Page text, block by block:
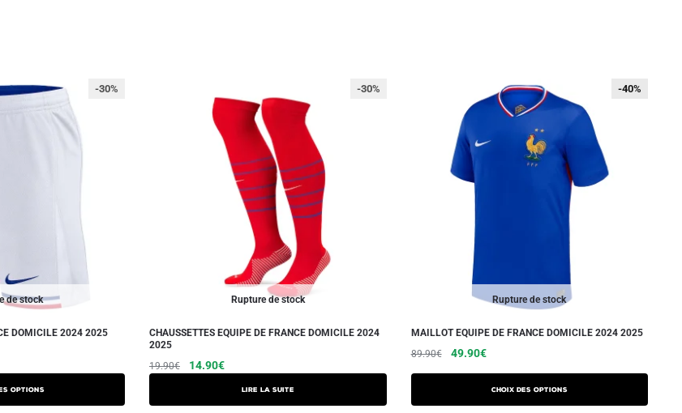
de stock
-30%
DOMICILE 2024 2025
options
Rupture de stock
-30%
CHAUSSETTES EQUIPE DE FRANCE DOMICILE 2024
2025
19.90€
Le
14.90€Le
Lire la suite
Rupture de stock
-40%
-40%
MAILLOT EQUIPE DE FRANCE DOMICILE 2024 2025
89.90€
Le
était :
49.90€Le
actuel
est :
Choix des options
Ce
produit
a